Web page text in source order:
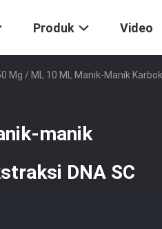
Produk Video
Mg / ML 10 ML Manik-Manik
manik
DNA SC